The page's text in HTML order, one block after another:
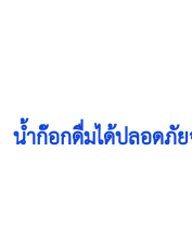
น้ำก๊อกดื่มได้ปลอดภั